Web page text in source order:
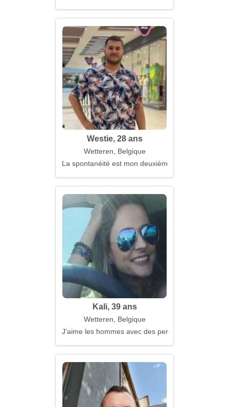
Westie, 28 ans
Wetteren, Belgique
La spontanéité est mon deuxième prénom
Kali, 39 ans
Wetteren, Belgique
J'aime les hommes avec des pensées profondes